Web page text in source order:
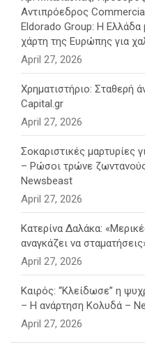
Αντιπρόεδρος
Eldorado Group: Η Ελλάδα
χάρτη της Ευρώπης για
April 27, 2026
Χρηματιστήριο: Σταθερή
Capital.gr
April 27, 2026
Σοκαριστικές μαρτυρίες
– Ρώσοι τρώνε
Newsbeast
April 27, 2026
Κατερίνα Δαλάκα:
αναγκάζει να
April 27, 2026
Καιρός: “Κλείδωσε” η
– Η ανάρτηση Κολυδά –
April 27, 2026